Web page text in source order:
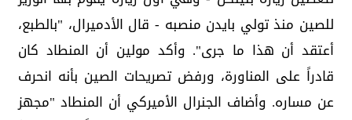
للصين منذ تولي بايدن منصبه - قال الأدميرال، "بالطبع،
أعتقد أن هذا ما جرى". وأكد مولين أن المنطاد كان
قادراً على المناورة، ورفض تصريحات الصين بأنه انحرف
عن مساره. وأضاف الجنرال الأميركي أن المنطاد "مجهز